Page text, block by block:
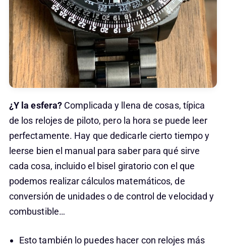
¿Y la esfera? Complicada y llena de cosas, típica
de los relojes de piloto, pero la hora se puede leer
perfectamente. Hay que dedicarle cierto tiempo y
leerse bien el manual para saber para qué sirve
cada cosa, incluido el bisel giratorio con el que
podemos realizar cálculos matemáticos, de
conversión de unidades o de control de velocidad y
combustible…
Esto también lo puedes hacer con relojes más